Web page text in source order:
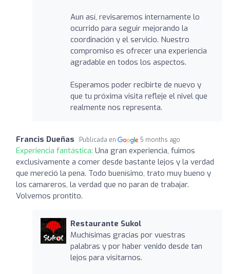
Aun así, revisaremos internamente lo
ocurrido para seguir mejorando la
coordinación y el servicio. Nuestro
compromiso es ofrecer una experiencia
agradable en todos los aspectos.
Esperamos poder recibirte de nuevo y
que tu próxima visita refleje el nivel que
realmente nos representa.
Francis Dueñas Publicada en 5 months ago
Experiencia fantástica: Una gran experiencia, fuimos
exclusivamente a comer desde bastante lejos y la verdad
que mereció la pena. Todo buenísimo, trato muy bueno y
los camareros, la verdad que no paran de trabajar.
Volvemos prontito.
Restaurante Sukol
Muchísimas gracias por vuestras
palabras y por haber venido desde tan
lejos para visitarnos.